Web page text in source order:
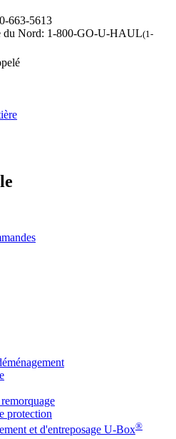
663-5613
du Nord: 1-800-GO-U-HAUL(1-
protection
et d'entreposage U-Box®